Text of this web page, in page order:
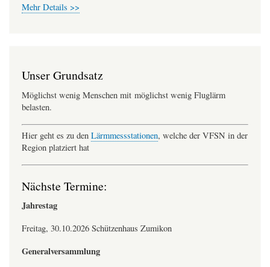
Mehr Details >>
Unser Grundsatz
Möglichst wenig Menschen mit möglichst wenig Fluglärm
belasten.
Hier geht es zu den Lärmmessstationen, welche der VFSN in der
Region platziert hat
Nächste Termine:
Jahrestag
Freitag, 30.10.2026 Schützenhaus Zumikon
Generalversammlung